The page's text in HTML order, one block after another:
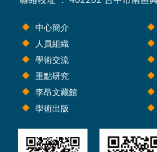
中心簡介
人員組織
學術交流
重點研究
李昂文藏館
學術出版